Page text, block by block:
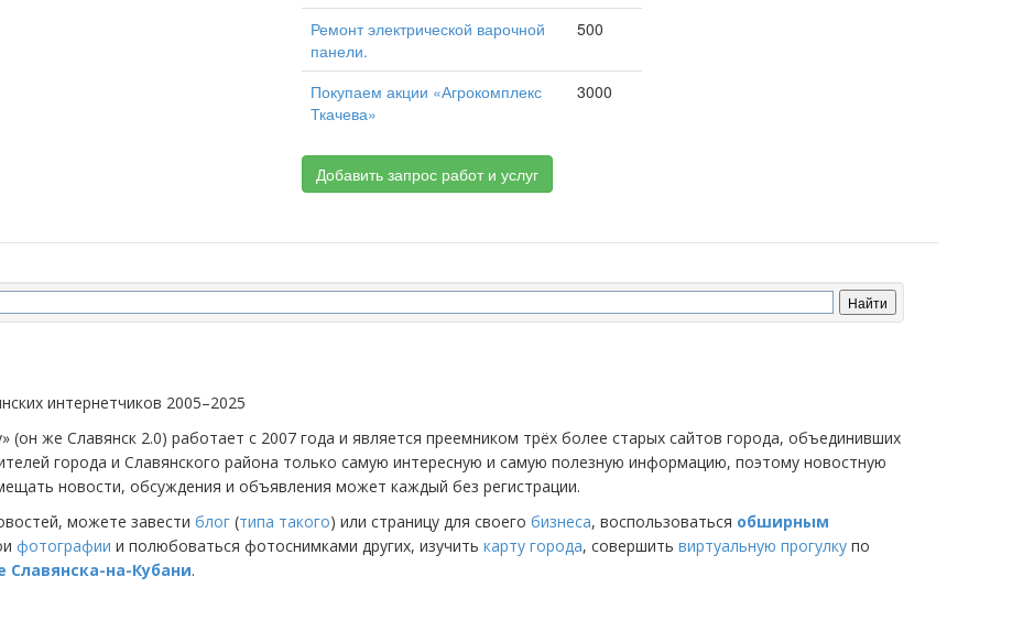
Ремонт электрической варочной
панели.
500
Покупаем акции «Агрокомплекс
Ткачева»
3000
Добавить запрос работ и услуг
интернетчиков 2005–2025
(он же Славянск 2.0) работает с 2007 года и является преемником трёх более старых сайтов города, объединивших
города и Славянского района только самую интересную и самую полезную информацию, поэтому новостную
новости, обсуждения и объявления может каждый без регистрации.
можете завести блог (типа такого) или страницу для своего бизнеса, воспользоваться обширным
фотографии и полюбоваться фотоснимками других, изучить карту города, совершить виртуальную прогулку по
Славянска-на-Кубани.